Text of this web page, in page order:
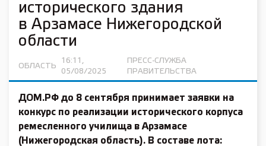
исторического здания
в Арзамасе Нижегородской
области
ОБЛАСТЬ
16:11,
05/08/2025
ПРЕСС-СЛУЖБА
ПРАВИТЕЛЬСТВА
ДОМ.РФ до 8 сентября принимает заявки на
конкурс по реализации исторического корпуса
ремесленного училища в Арзамасе
(Нижегородская область). В составе лота: